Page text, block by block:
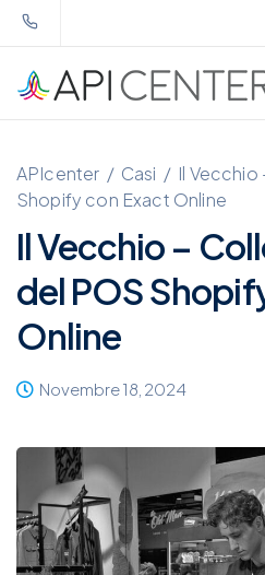
APIcenter / Casi / Il
Shopify con Exact Online
Il Vecchio –
del POS
Online
Novembre 18, 2024